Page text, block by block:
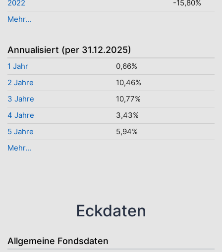
2022
-15,80%
Mehr...
Annualisiert (per 31.12.2025)
1 Jahr
0,66%
2 Jahre
10,46%
3 Jahre
10,77%
4 Jahre
3,43%
5 Jahre
5,94%
Mehr...
Eckdaten
Allgemeine Fondsdaten